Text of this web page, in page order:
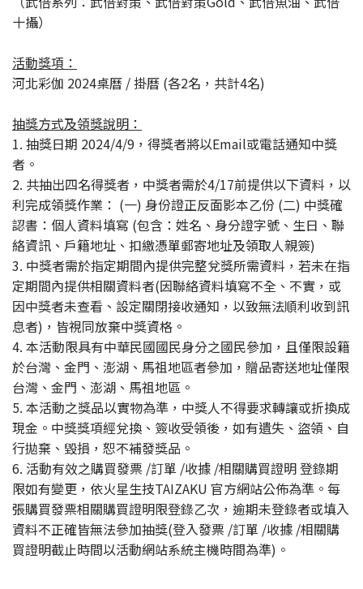
十攝）
活動獎項：
河北彩伽 2024桌曆 / 掛曆 (各2名，共計4名)
抽獎方式及領獎說明：
1. 抽獎日期 2024/4/9，得獎者將以Email或電話通知中獎
者。
2. 共抽出四名得獎者，中獎者需於4/17前提供以下資料，以
利完成領獎作業： (一) 身份證正反面影本乙份 (二) 中獎確
認書：個人資料填寫 (包含：姓名、身分證字號、生日、聯
絡資訊、戶籍地址、扣繳憑單郵寄地址及領取人親簽)
3. 中獎者需於指定期間內提供完整兌獎所需資料，若未在指
定期間內提供相關資料者(因聯絡資料填寫不全、不實，或
因中獎者未查看、設定關閉接收通知，以致無法順利收到訊
息者)，皆視同放棄中獎資格。
4. 本活動限具有中華民國國民身分之國民參加，且僅限設籍
於台灣、金門、澎湖、馬祖地區者參加，贈品寄送地址僅限
台灣、金門、澎湖、馬祖地區。
5. 本活動之獎品以實物為準，中獎人不得要求轉讓或折換成
現金。中獎獎項經兌換、簽收受領後，如有遺失、盜領、自
行拋棄、毀損，恕不補發獎品。
6. 活動有效之購買發票 /訂單 /收據 /相關購買證明 登錄期
限如有變更，依火星生技TAIZAKU 官方網站公佈為準。每
張購買發票相關購買證明限登錄乙次，逾期未登錄者或填入
資料不正確皆無法參加抽獎(登入發票 /訂單 /收據 /相關購
買證明截止時間以活動網站系統主機時間為準)。